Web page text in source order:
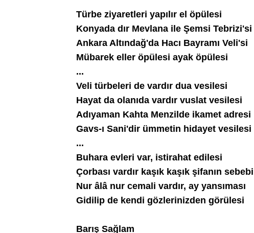
Türbe ziyaretleri yapılır el öpülesi
Konyada dır Mevlana ile Şemsi Tebrizi'si
Ankara Altındağ'da Hacı Bayramı Veli'si
Mübarek eller öpülesi ayak öpülesi
...
Veli türbeleri de vardır dua vesilesi
Hayat da olanıda vardır vuslat vesilesi
Adıyaman Kahta Menzilde ikamet adresi
Gavs-ı Sani'dir ümmetin hidayet vesilesi
...
Buhara evleri var, istirahat edilesi
Çorbası vardır kaşık kaşık şifanın sebebi
Nur âlâ nur cemali vardır, ay yansıması
Gidilip de kendi gözlerinizden görülesi
Barış Sağlam